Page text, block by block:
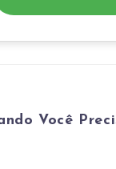
Você